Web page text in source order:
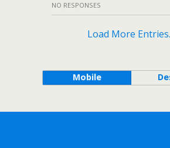
NO RESPONSES
Load More
Mobile